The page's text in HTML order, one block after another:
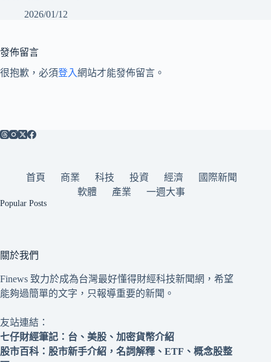
2026/01/12
發佈留言
很抱歉，必須登入網站才能發佈留言。
首頁 商業 科技 投資 經濟
國際新聞
軟體
產業 一週大事
Popular Posts
關於我們
Finews 致力於成為台灣最好懂得財經科技新聞網，希望
能夠過簡單的文字，只報導重要的新聞。
友站連結：
七仔財經筆記 ：台、美股、加密貨幣介紹
股市百科 ：股市新手介紹，名詞解釋、ETF、概念股整